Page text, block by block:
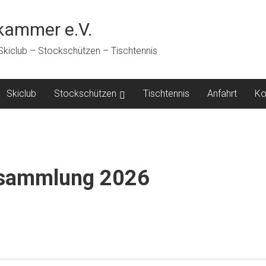
e.V.
– Stockschützen – Tischtennis
Skiclub Stockschützen Tischtennis Anfahrt
2026